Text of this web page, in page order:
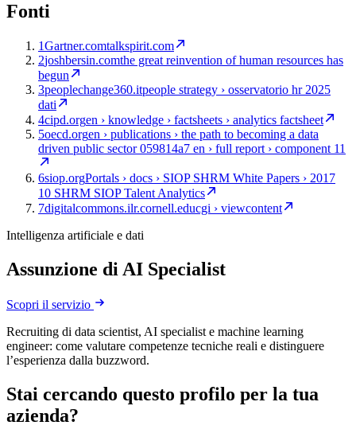
Fonti
1Gartner.comtalkspirit.com
2joshbersin.comthe great reinvention of human resources has
begun
3peoplechange360.itpeople strategy › osservatorio hr 2025
dati
4cipd.orgen › knowledge › factsheets › analytics factsheet
5oecd.orgen › publications › the path to becoming a data
driven public sector 059814a7 en › full report › component 11
6siop.orgPortals › docs › SIOP SHRM White Papers › 2017
10 SHRM SIOP Talent Analytics
7digitalcommons.ilr.cornell.educgi › viewcontent
Intelligenza artificiale e dati
Assunzione di AI Specialist
Scopri il servizio
Recruiting di data scientist, AI specialist e machine learning
engineer: come valutare competenze tecniche reali e distinguere
l’esperienza dalla buzzword.
Stai cercando questo profilo per la tua
azienda?